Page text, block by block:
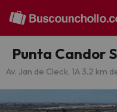
Punta Candor
Av. Jan de Cleck, 1A 3.2 km